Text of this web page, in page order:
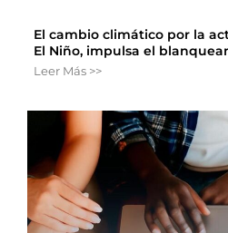
El cambio climático por la
El Niño, impulsa el
Leer Más >>